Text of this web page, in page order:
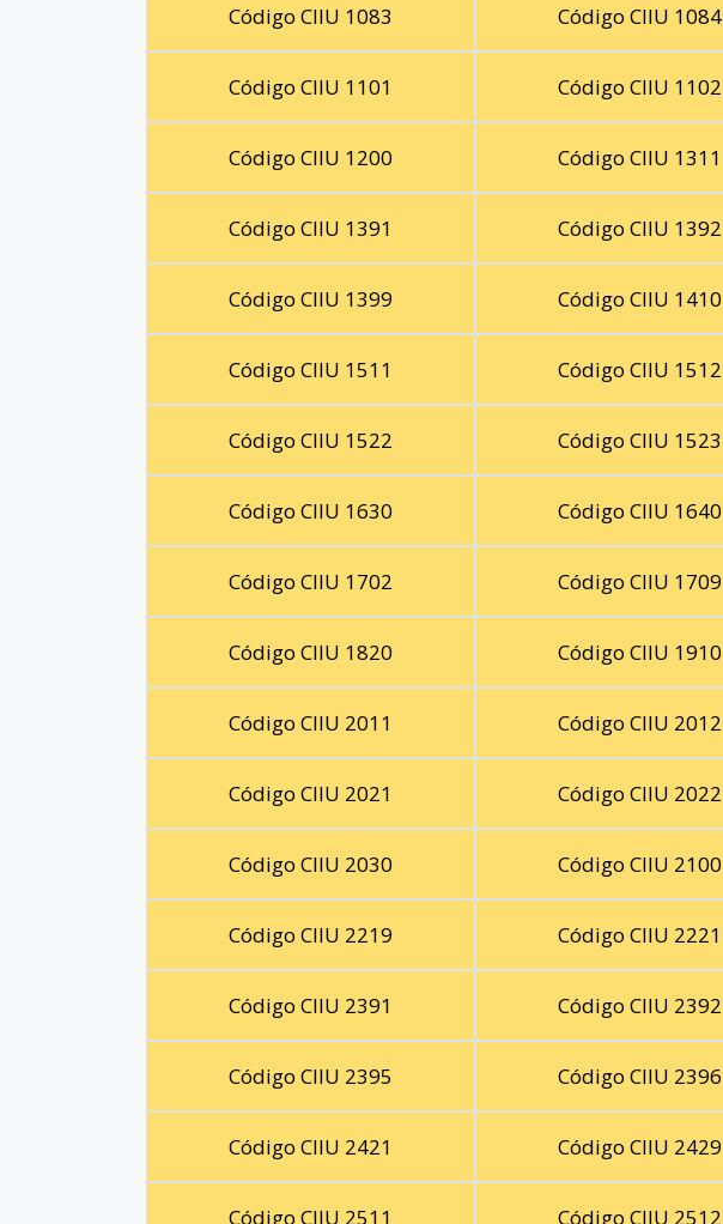
Código CIIU 1083 Código CIIU 1084
Código CIIU 1101 Código CIIU 1102
Código CIIU 1200 Código CIIU 1311
Código CIIU 1391 Código CIIU 1392
Código CIIU 1399 Código CIIU 1410
Código CIIU 1511 Código CIIU 1512
Código CIIU 1522 Código CIIU 1523
Código CIIU 1630 Código CIIU 1640
Código CIIU 1702 Código CIIU 1709
Código CIIU 1820 Código CIIU 1910
Código CIIU 2011 Código CIIU 2012
Código CIIU 2021 Código CIIU 2022
Código CIIU 2030 Código CIIU 2100
Código CIIU 2219 Código CIIU 2221
Código CIIU 2391 Código CIIU 2392
Código CIIU 2395 Código CIIU 2396
Código CIIU 2421 Código CIIU 2429
Código CIIU 2511 Código CIIU 2512